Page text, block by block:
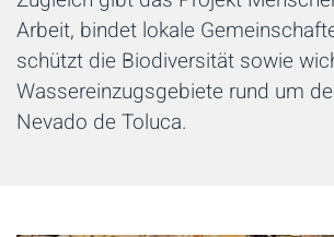
Arbeit, bindet lokale
schützt die Biodiversität sowie
Wassereinzugsgebiete rund um
Nevado de Toluca.